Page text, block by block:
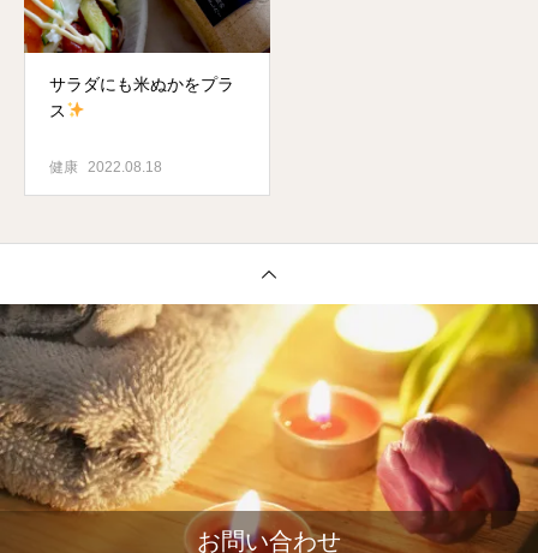
サラダにも米ぬかをプラ
ス
健康 2022.08.18
お問い合わせ